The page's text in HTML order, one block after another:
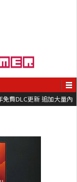
免費DLC更新 追加大量內